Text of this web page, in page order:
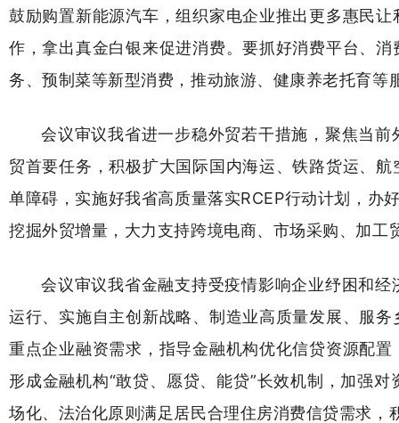
鼓励购置新能源汽车，组织家电企业推出更多惠民
作，拿出真金白银来促进消费。要抓好消费平台、
务、预制菜等新型消费，推动旅游、健康养老托育等
会议审议我省进一步稳外贸若干措施，聚焦当
贸首要任务，积极扩大国际国内海运、铁路货运、
单障碍，实施好我省高质量落实RCEP行动计划，办
挖掘外贸增量，大力支持跨境电商、市场采购、加
会议审议我省金融支持受疫情影响企业纾困和
运行、实施自主创新战略、制造业高质量发展、服
重点企业融资需求，指导金融机构优化信贷资源配
形成金融机构“敢贷、愿贷、能贷”长效机制，加强
场化、法治化原则满足居民合理住房消费信贷需求